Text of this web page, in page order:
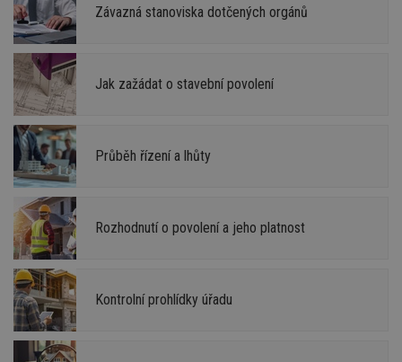
Závazná stanoviska dotčených orgánů
Jak zažádat o stavební povolení
Průběh řízení a lhůty
Rozhodnutí o povolení a jeho platnost
Kontrolní prohlídky úřadu